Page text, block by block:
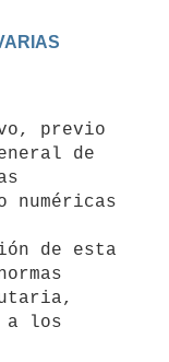
previo
de
numéricas
de esta
a los